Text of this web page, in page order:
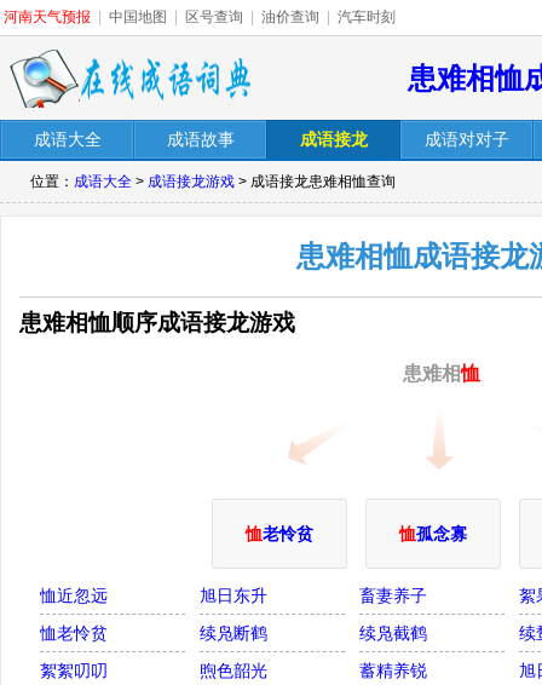
河南天气预报 中国地图 区号查询 油价查询 汽车时刻
患难相恤
成语大全 成语故事 成语接龙 成语对对子
位置： 成语大全 > 成语接龙游戏 > 成语接龙患难相恤查询
患难相恤成语接龙
患难相恤顺序成语接龙游戏
患难相恤
恤老怜贫 恤孤念寡
恤近忽远 旭日东升 畜妻养子
絮
恤老怜贫
续凫断鹤 续凫截鹤
续
絮絮叨叨
煦色韶光 蓄精养锐
旭